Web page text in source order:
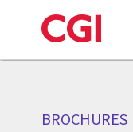
to
BROCHURES